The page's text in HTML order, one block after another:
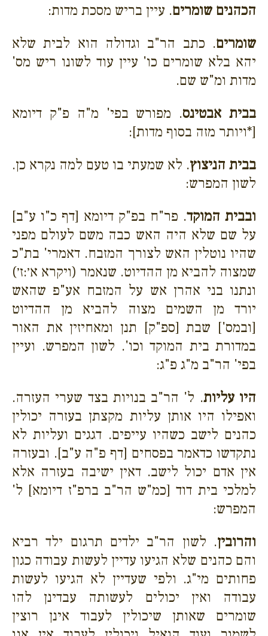
הכהנים שומרים. עיין בריש מסכת מדות:
שומרים. כתב הר"ב וגדולה הוא לבית שלא
יהא בלא שומרים כו' עיין עוד לשונו ריש מס'
מדות ומ"ש שם.
בבית אבטינס. מפורש בפי' מ"ה פ"ק דיומא
[*ויותר מזה בסוף מדות]:
בבית הניצוץ. לא שמעתי בו טעם למה נקרא כן.
לשון המפרש:
ובבית המוקד. פר"ח בפ"ק דיומא [דף כ"ו ע"ב]
על שם שלא היה האש כבה משם לעולם מפני
שהיו נוטלין האש לצורך המזבח. דאמרי' בת"כ
שמצוה להביא מן ההדיוט. שנאמר (ויקרא א׳:ז׳)
ונתנו בני אהרן אש על המזבח אע"פ שהאש
יורד מן השמים מצוה להביא מן ההדיוט
[ובמס'] שבת [ספ"ק] תנן ומאחיזין את האור
במדורת בית המוקד וכו'. לשון המפרש. ועיין
בפי' הר"ב מ"ג פ"ג:
היו עליות. ל' הר"ב בנויות בצד שערי העזרה.
ואפילו היו אותן עליות מקצתן בעזרה יכולין
כהנים לישב כשהיו עייפים. דגגים ועליות לא
נתקדשו כדאמר בפסחים [דף פ"ה ע"ב]. ובעזרה
אין אדם יכול לישב. דאין ישיבה בעזרה אלא
למלכי בית דוד [כמ"ש הר"ב ברפ"ז דיומא] ל'
המפרש:
והרובין. לשון הר"ב ילדים תרגום ילד רביא
והם כהנים שלא הגיעו עדיין לעשות עבודה כגון
פחותים מי"ג. ולפי שעדיין לא הגיעו לעשות
עבודה ואין יכולים לעשותה עבדינן להו
שומרים שאותן שיכולין לעבוד אינן רוצין